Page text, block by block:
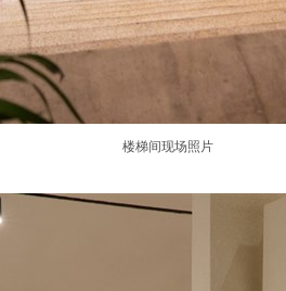
楼梯间现场照片